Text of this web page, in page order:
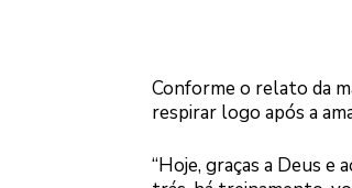
Conforme o relato da
respirar logo após a
“Hoje, graças a Deus e